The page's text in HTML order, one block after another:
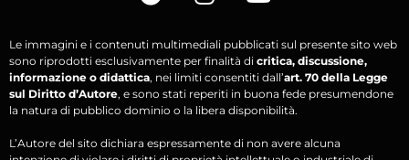
Le immagini e i contenuti multimediali pubblicati sul presente sito web
sono riprodotti esclusivamente per finalità di critica, discussione,
informazione o didattica, nei limiti consentiti dall’art. 70 della Legge
sul Diritto d’Autore, e sono stati reperiti in buona fede presumendone
la natura di pubblico dominio o la libera disponibilità.
L’Autore del sito dichiara espressamente di non avere alcuna